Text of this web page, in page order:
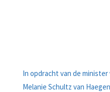
In opdracht van de
Melanie Schultz van